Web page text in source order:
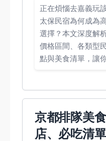
正在煩惱去嘉義玩
太保民宿為何成為
選擇？本文深度解
價格區間、各類型
點與美食清單，讓
京都排隊美
店、必吃清